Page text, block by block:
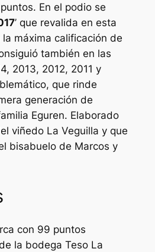
En el podio se
’ que revalida en esta
máxima calificación de
también en las
2013, 2012, 2011 y
que rinde
generación de
Eguren. Elaborado
viñedo La Veguilla y que
bisabuelo de Marcos y
con 99 puntos
de la bodega Teso La